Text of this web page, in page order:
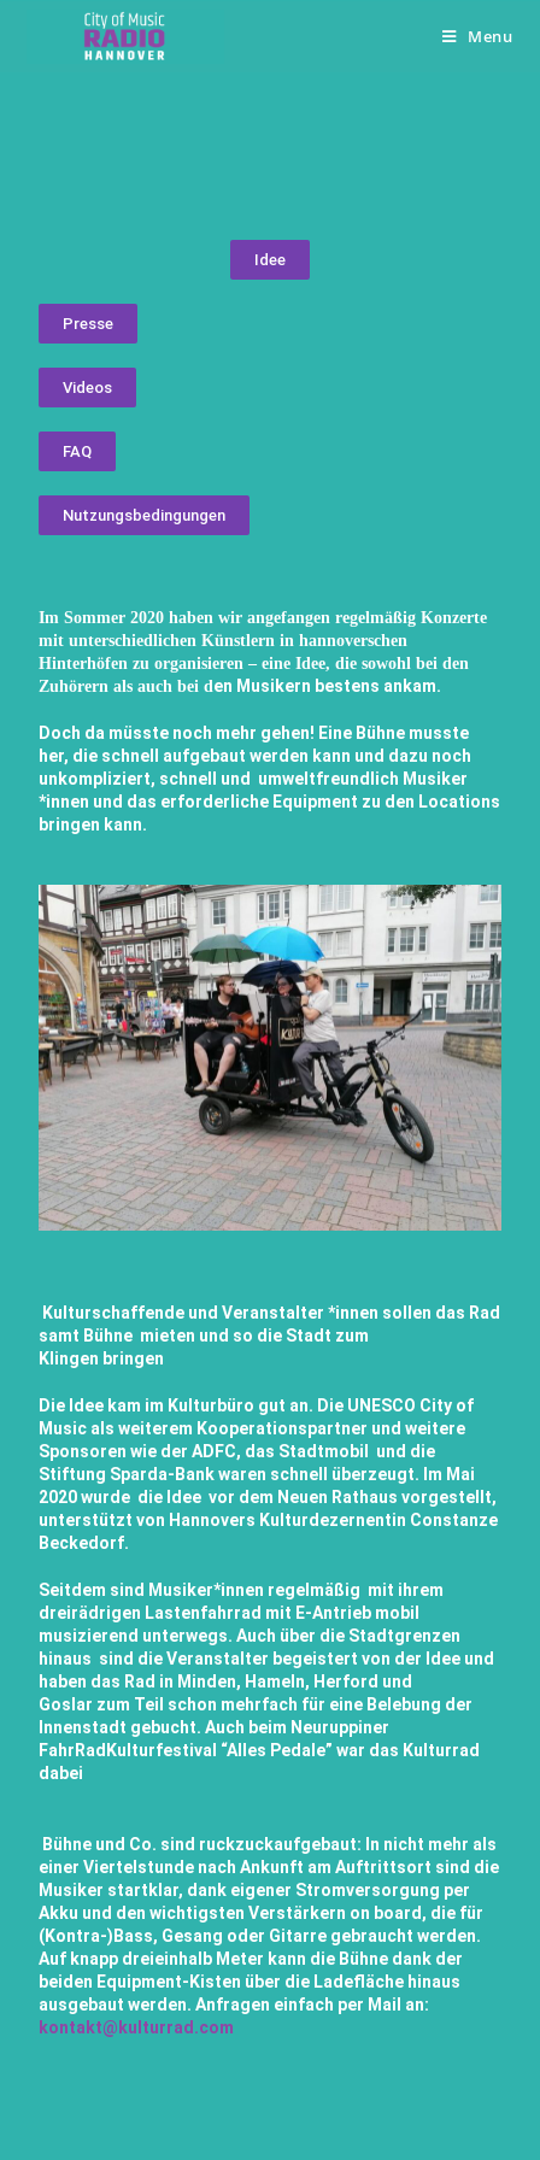
Menu
Idee
Presse
Videos
FAQ
Nutzungsbedingungen
Im Sommer 2020 haben wir angefangen regelmäßig Konzerte
mit unterschiedlichen Künstlern in hannoverschen
Hinterhöfen zu organisieren – eine Idee, die sowohl bei den
Zuhörern als auch bei den Musikern bestens ankam.
Doch da müsste noch mehr gehen! Eine Bühne musste
her, die schnell aufgebaut werden kann und dazu noch
unkompliziert, schnell und umweltfreundlich Musiker
*innen und das erforderliche Equipment zu den Locations
bringen kann.
Kulturschaffende und Veranstalter *innen sollen das Rad
samt Bühne mieten und so die Stadt zum
Klingen bringen
Die Idee kam im Kulturbüro gut an. Die UNESCO City of
Music als weiterem Kooperationspartner und weitere
Sponsoren wie der ADFC, das Stadtmobil
und die
Stiftung Sparda-Bank waren schnell überzeugt. Im Mai
2020 wurde die Idee vor dem Neuen Rathaus vorgestellt,
unterstützt von Hannovers Kulturdezernentin Constanze
Beckedorf.
Seitdem sind Musiker*innen regelmäßig mit ihrem
dreirädrigen Lastenfahrrad mit E-Antrieb mobil
musizierend unterwegs. Auch über die Stadtgrenzen
hinaus sind die Veranstalter begeistert von der Idee und
haben das Rad in Minden, Hameln, Herford und
Goslar zum Teil schon mehrfach für eine Belebung der
Innenstadt gebucht. Auch beim Neuruppiner
FahrRadKulturfestival “Alles Pedale” war das Kulturrad
dabei
Bühne und Co. sind ruckzuckaufgebaut: In nicht mehr als
einer Viertelstunde nach Ankunft am Auftrittsort sind die
Musiker startklar, dank eigener Stromversorgung per
Akku und den wichtigsten Verstärkern on board, die für
(Kontra-)Bass, Gesang oder Gitarre gebraucht werden.
Auf knapp dreieinhalb Meter kann die Bühne dank der
beiden Equipment-Kisten über die Ladefläche hinaus
ausgebaut werden. Anfragen einfach per Mail an:
kontakt@kulturrad.com